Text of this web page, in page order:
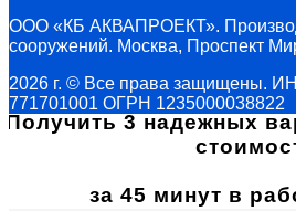
ООО «КБ АКВАПРОЕКТ».
сооружений. Москва, Проспект
2026 г. © Все права защищены.
771701001 ОГРН 1235000038822
Получить 3 надежных
за 45 минут в